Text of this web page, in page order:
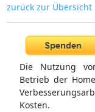
zurück zur Übersicht
Die Nutzung
Betrieb der
Kosten.